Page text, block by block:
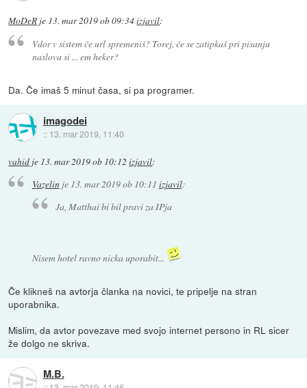
MoDeR je 13. mar 2019 ob 09:34izjavil:
Vdor v sistem če url spremeniš? Torej, če se zatipkaš pri pisanju
naslova si ... em heker?
Da. Če imaš 5 minut časa, si pa programer.
imagodei
:: 13. mar 2019, 11:40
vahid je 13. mar 2019 ob 10:12 izjavil:
Vazelinje 13. mar 2019 ob 10:11 izjavil:
Ja, Matthai bi bil pravi za IPja
Nisem hotel ravno nicka uporabit...
Če klikneš na avtorja članka na novici, te pripelje na stran
uporabnika.
Mislim, da avtor povezave med svojo internet persono in RL sicer
že dolgo ne skriva.
M.B.